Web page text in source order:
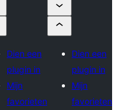
Dien een
plugin in
Mijn
favorieten
Dien een
plugin in
Mijn
favorieten